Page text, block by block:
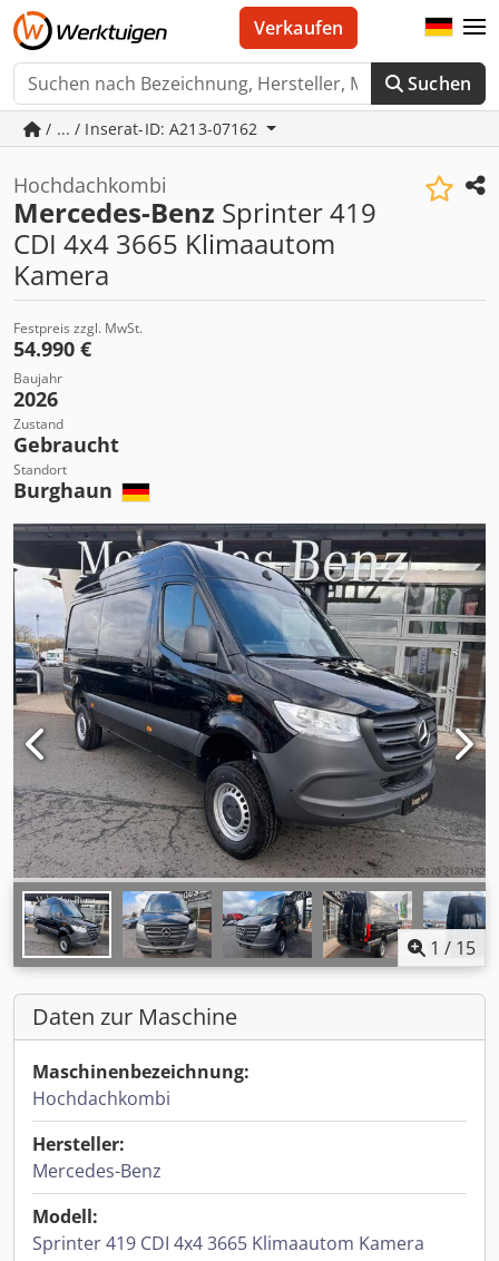
Suchen
Verkaufen
/ ... / Inserat-ID: A213-07162
Hochdachkombi
Mercedes-Benz Sprinter 419
CDI 4x4 3665 Klimaautom
Kamera
Festpreis zzgl. MwSt.
54.990 €
Baujahr
2026
Zustand
Gebraucht
Standort
Burghaun
1 / 15
Daten zur Maschine
Maschinenbezeichnung:
Hochdachkombi
Hersteller:
Mercedes-Benz
Modell:
Sprinter 419 CDI 4x4 3665 Klimaautom Kamera